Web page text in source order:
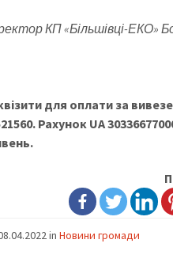
КП «Більшівці-ЕКО»
для оплати за
Рахунок UA
inНовини громади